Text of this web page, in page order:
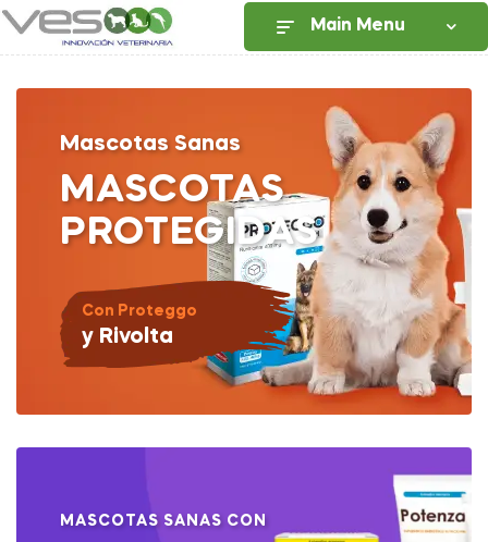
Main Menu
MASCOTAS
PROTEGIDAS
Mascotas Sanas
Con Proteggo
y Rivolta
MASCOTAS SANAS CON